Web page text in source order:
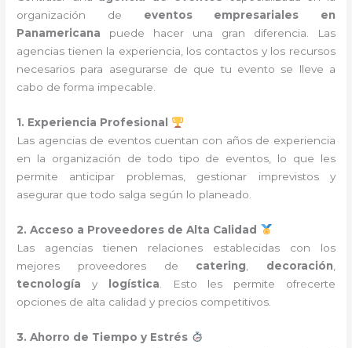
organización de eventos empresariales en
Panamericana puede hacer una gran diferencia. Las
agencias tienen la experiencia, los contactos y los recursos
necesarios para asegurarse de que tu evento se lleve a
cabo de forma impecable.
1. Experiencia Profesional
Las agencias de eventos cuentan con años de experiencia
en la organización de todo tipo de eventos, lo que les
permite anticipar problemas, gestionar imprevistos y
asegurar que todo salga según lo planeado.
2. Acceso a Proveedores de Alta Calidad
Las agencias tienen relaciones establecidas con los
mejores proveedores de catering decoración
tecnología y logística . Esto les permite ofrecerte
opciones de alta calidad y precios competitivos.
3. Ahorro de Tiempo y Estrés